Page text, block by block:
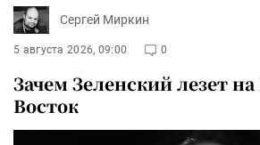
Сергей Миркин
5 августа 2026, 09:00 0
Зачем Зеленский лезет
Восток